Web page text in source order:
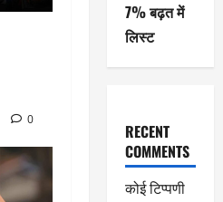
0
7% बढ़त में
लिस्ट
RECENT
COMMENTS
कोई टिप्पणी